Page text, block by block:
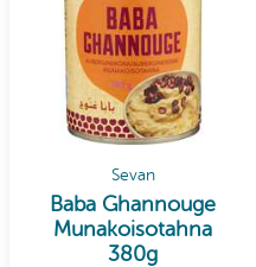
Sevan
Baba Ghannouge
Munakoisotahna
380g